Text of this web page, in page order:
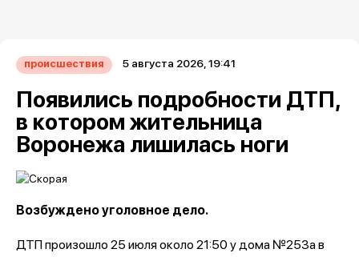
происшествия 5 августа 2026, 19:41
Появились подробности ДТП,
в котором жительница
Воронежа лишилась ноги
Возбуждено уголовное дело.
ДТП произошло 25 июля около 21:50 у дома №253а в